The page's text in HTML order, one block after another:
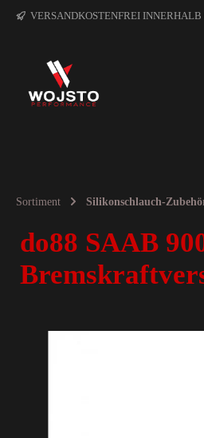
VERSANDKOSTENFREI
Sortiment Silikonschlauch-
do88 SAAB